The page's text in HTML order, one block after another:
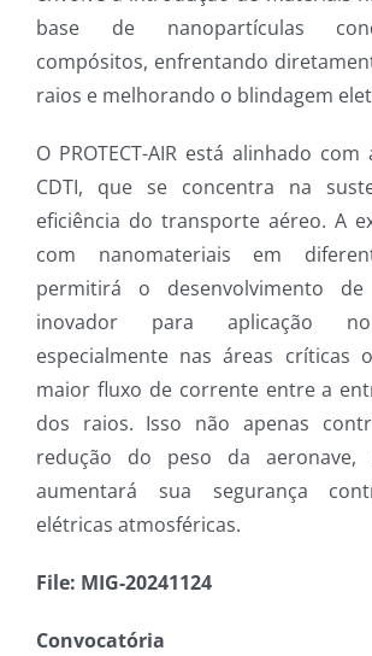
base de nanopartículas
compósitos, enfrentando
raios e melhorando o blindagem
O PROTECT-AIR está alinhado
CDTI, que se concentra na
eficiência do transporte aéreo. A
com nanomateriais em
permitirá o desenvolvimento
inovador para aplicação no
especialmente nas áreas críticas
maior fluxo de corrente entre a
dos raios. Isso não apenas
redução do peso da aeronave,
aumentará sua segurança
elétricas atmosféricas.
File: MIG-20241124
Convocatória